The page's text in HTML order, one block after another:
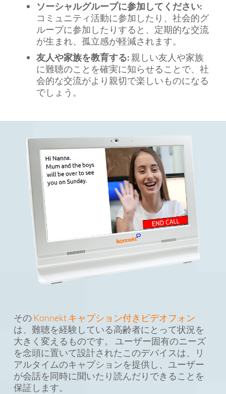
ソーシャルグループに参加してください:
コミュニティ活動に参加したり、社会的グ
ループに参加したりすると、定期的な交流
が生まれ、孤立感が軽減されます。
友人や家族を教育する: 親しい友人や家族
に難聴のことを確実に知らせることで、社
会的な交流がより親切で楽しいものになる
でしょう。
その Konnekt キャプション付きビデオフォン
は、難聴を経験している高齢者にとって状況を
大きく変えるものです。 ユーザー固有のニーズ
を念頭に置いて設計されたこのデバイスは、リ
アルタイムのキャプションを提供し、ユーザー
が会話を同時に聞いたり読んだりできることを
保証します。